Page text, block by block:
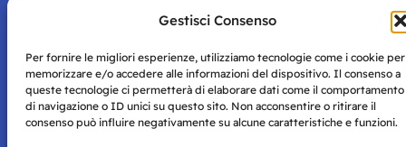
Gestisci Consenso
Per fornire le migliori esperienze, utilizziamo tecnologie come i cookie per
memorizzare e/o accedere alle informazioni del dispositivo. Il consenso a
queste tecnologie ci permetterà di elaborare dati come il comportamento
di navigazione o ID unici su questo sito. Non acconsentire o ritirare il
consenso può influire negativamente su alcune caratteristiche e funzioni.